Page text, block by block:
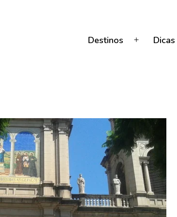
Destinos
Abrir